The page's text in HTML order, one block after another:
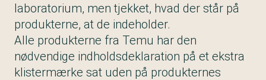
laboratorium, men tjekket, hvad der står på
produkterne, at de indeholder.
Alle produkterne fra Temu har den
nødvendige indholdsdeklaration på et ekstra
klistermærke sat uden på produkternes